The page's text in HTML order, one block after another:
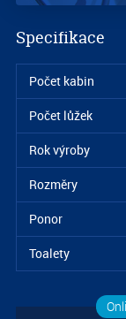
Specifikace
Počet kabin
Počet lůžek
Rok výroby
Rozměry
Ponor
Toalety